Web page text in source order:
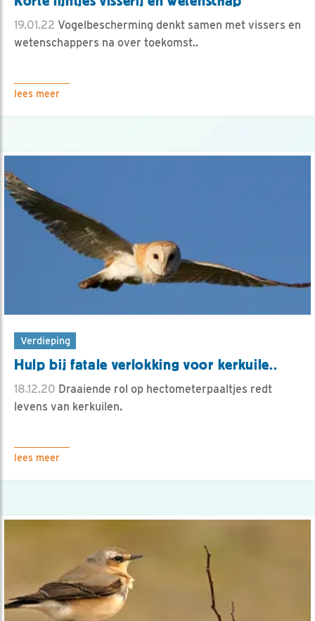
19.01.22 Vogelbescherming denkt samen met vissers en
wetenschappers na over toekomst..
lees meer
Verdieping
Hulp bij fatale verlokking voor kerkuile..
18.12.20 Draaiende rol op hectometerpaaltjes redt
levens van kerkuilen.
lees meer